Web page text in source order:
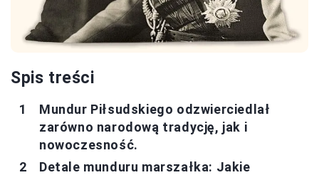
Spis treści
Mundur Piłsudskiego odzwierciedlał
zarówno narodową tradycję, jak i
nowoczesność.
Detale munduru marszałka: Jakie